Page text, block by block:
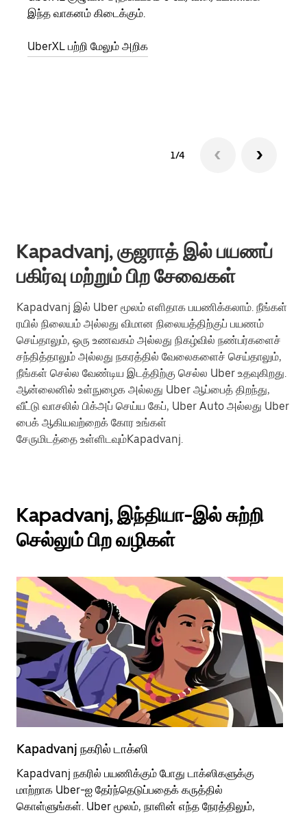
இந்த வாகனம் கிடைக்கும்.
UberXL பற்றி மேலும் அறிக
1/4
Kapadvanj, குஜராத் இல் பயணப்
பகிர்வு மற்றும் பிற சேவைகள்
Kapadvanj இல் Uber மூலம் எளிதாக பயணிக்கலாம். நீங்கள்
ரயில் நிலையம் அல்லது விமான நிலையத்திற்குப் பயணம்
செய்தாலும், ஒரு உணவகம் அல்லது நிகழ்வில் நண்பர்களைச்
சந்தித்தாலும் அல்லது நகரத்தில் வேலைகளைச் செய்தாலும்,
நீங்கள் செல்ல வேண்டிய இடத்திற்கு செல்ல Uber உதவுகிறது.
ஆன்லைனில் உள்நுழைக அல்லது Uber ஆப்பைத் திறந்து,
வீட்டு வாசலில் பிக்அப் செய்ய கேப், Uber Auto அல்லது Uber
பைக் ஆகியவற்றைக் கோர உங்கள்
சேருமிடத்தை உள்ளிடவும்Kapadvanj.
Kapadvanj, இந்தியா-இல் சுற்றி
செல்லும் பிற வழிகள்
Kapadvanj நகரில் டாக்ஸி
Kapadvanj நகரில் பயணிக்கும் போது டாக்ஸிகளுக்கு
மாற்றாக Uber-ஐ தேர்ந்தெடுப்பதைக் கருத்தில்
கொள்ளுங்கள். Uber மூலம், நாளின் எந்த நேரத்திலும்,